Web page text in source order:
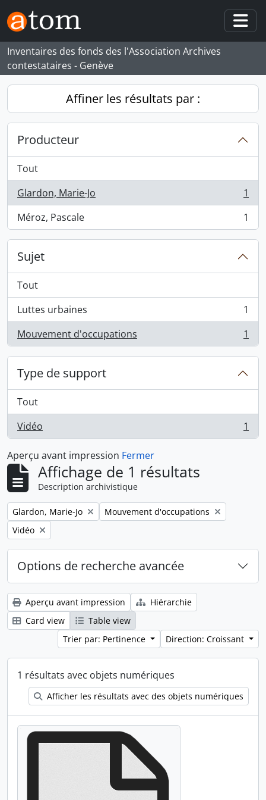
Skip to main content
Inventaires des fonds des l'Association Archives
contestataires - Genève
Affiner les résultats par :
Producteur
Tout
Glardon, Marie-Jo
, 1 résultats
1
Méroz, Pascale
, 1 résultats 1
Sujet
Tout
Luttes urbaines
, 1 résultats
1
Mouvement d'occupations
, 1 résultats 1
Type de support
Tout
Vidéo
, 1 résultats 1
Aperçu avant impression Fermer
Affichage de 1 résultats
Description archivistique
Remove filter:
Glardon, Marie-Jo Remove filter:
Mouvement d'occupations
Remove filter:
Vidéo
Options de recherche avancée
Aperçu avant impression
Hiérarchie
Card view
Table view
Trier par: Pertinence
Direction: Croissant
1 résultats avec objets numériques
Afficher les résultats avec des objets numériques